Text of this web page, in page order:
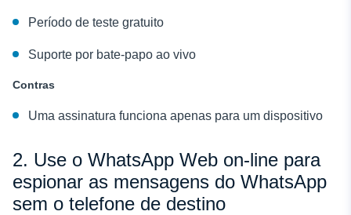
Período de teste gratuito
Suporte por bate-papo ao vivo
Contras
Uma assinatura funciona apenas para um dispositivo
2. Use o WhatsApp Web on-line para
espionar as mensagens do WhatsApp
sem o telefone de destino